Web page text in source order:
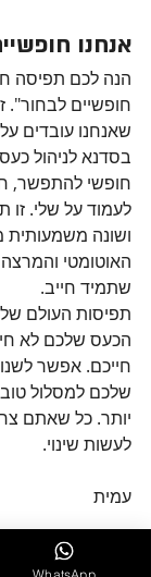
אנחנו
הנה לכם תפיסה
חופשיים לבחור".
שאנחנו עובדים
בסדנא לניהול
חופשי להתפשר,
לעמוד על שלי.
ושונה משמעותית
האוטומטי
שתמיד חייב.
תפיסות העולם
הכעס שלכם לא
חייכם. אפשר
שלכם למסלול טוב
יותר. כל שאתם
לעשות שינוי.
עמית
למידע נוסף על
WhatsApp